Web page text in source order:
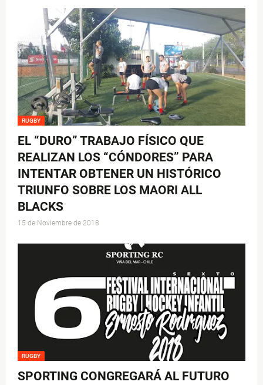
RUGBY
EL “DURO” TRABAJO FÍSICO QUE
REALIZAN LOS “CÓNDORES” PARA
INTENTAR OBTENER UN HISTÓRICO
TRIUNFO SOBRE LOS MAORI ALL
BLACKS
15 de Noviembre de 2018
RUGBY
SPORTING CONGREGARÁ AL FUTURO